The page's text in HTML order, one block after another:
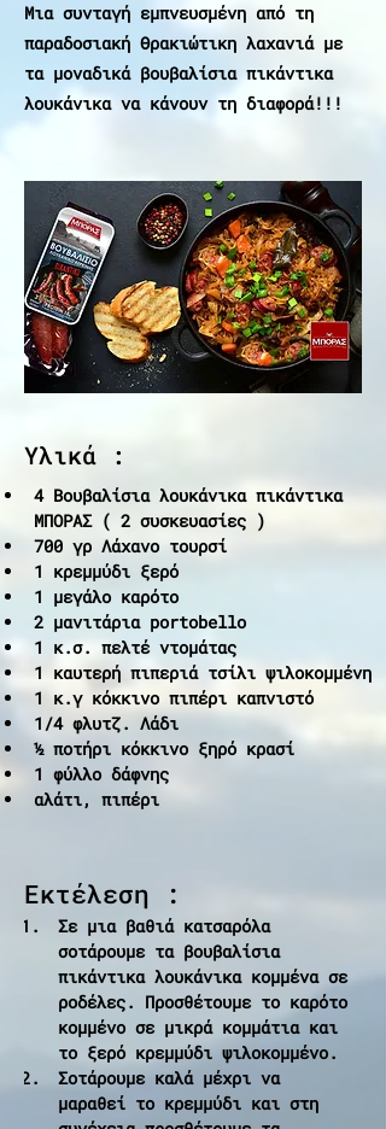
Μια συνταγή εμπνευσμένη από τη
παραδοσιακή Θρακιώτικη λαχανιά με
τα μοναδικά βουβαλίσια πικάντικα
λουκάνικα να κάνουν τη διαφορά!!!
Υλικά :
4 Βουβαλίσια λουκάνικα πικάντικα
ΜΠΟΡΑΣ ( 2 συσκευασίες )
700 γρ Λάχανο τουρσί
1 κρεμμύδι ξερό
1 μεγάλο καρότο
2 μανιτάρια portobello
1 κ.σ. πελτέ ντομάτας
1 καυτερή πιπεριά τσίλι ψιλοκομμένη
1 κ.γ κόκκινο πιπέρι καπνιστό
1/4 φλυτζ. Λάδι
½ ποτήρι κόκκινο ξηρό κρασί
1 φύλλο δάφνης
αλάτι, πιπέρι
Εκτέλεση :
Σε μια βαθιά κατσαρόλα
σοτάρουμε τα βουβαλίσια
πικάντικα λουκάνικα κομμένα σε
ροδέλες. Προσθέτουμε το καρότο
κομμένο σε μικρά κομμάτια και
το ξερό κρεμμύδι ψιλοκομμένο.
Σοτάρουμε καλά μέχρι να
μαραθεί το κρεμμύδι και στη